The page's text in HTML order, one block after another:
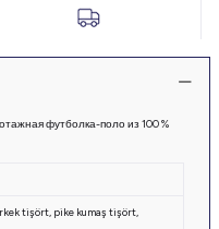
футболка-поло из 100 %
tişört pike kumaş tişört